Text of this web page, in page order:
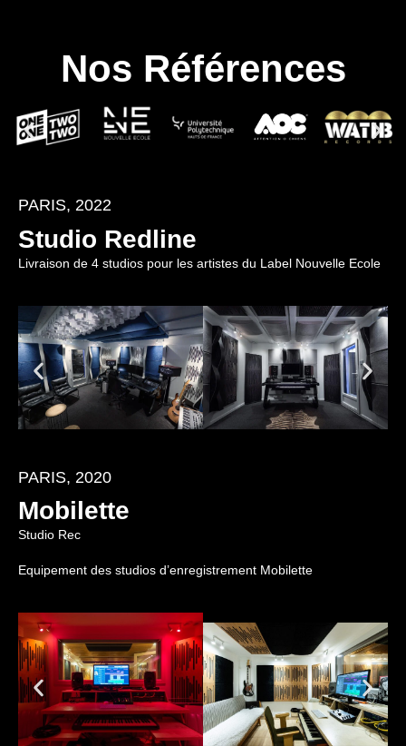
Nos Références
PARIS, 2022
Studio Redline
Livraison de 4 studios pour les artistes du Label Nouvelle Ecole
PARIS, 2020
Mobilette
Studio Rec
Equipement des studios d’enregistrement Mobilette